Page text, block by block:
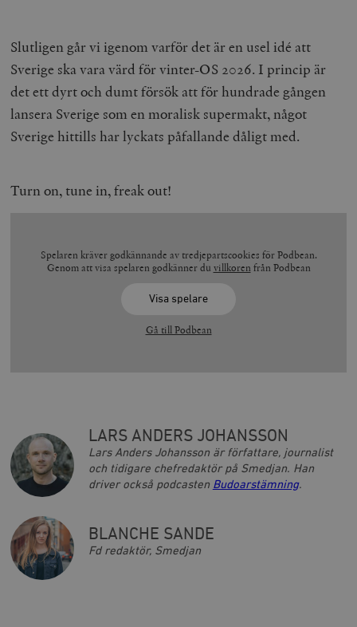
Slutligen går vi igenom varför det är en usel idé att
Sverige ska vara värd för vinter-OS 2026. I princip är
det ett dyrt och dumt försök att för hundrade gången
lansera Sverige som en moralisk supermakt, något
Sverige hittills har lyckats påfallande dåligt med.
Turn on, tune in, freak out!
Spelaren kräver godkännande av tredjepartscookies för Podbean.
Genom att visa spelaren godkänner du villkoren från Podbean
Visa spelare
Gå till Podbean
LARS ANDERS JOHANSSON
Lars Anders Johansson är författare, journalist
och tidigare chefredaktör på Smedjan. Han
driver också podcasten Budoarstämning.
BLANCHE SANDE
Fd redaktör, Smedjan